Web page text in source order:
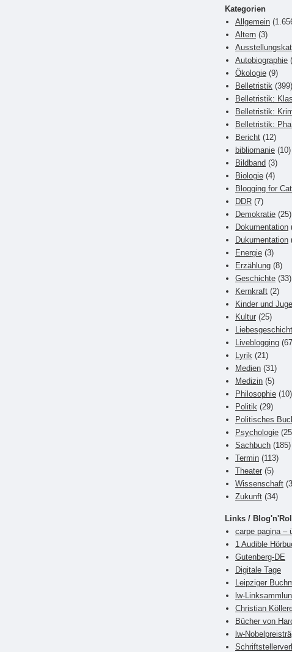
Kategorien
Allgemein
Altern (3)
Autobiographie
Ökologie (9)
Belletristik (399)
Belletristik:
Belletristik:
Belletristik:
Bericht (12)
bibliomanie (10)
Bildband (3)
Biologie (4)
Blogging for
DDR (7)
Demokratie (25)
Dokumentation
Dukumentation
Energie (3)
Erzählung (8)
Geschichte (33)
Kernkraft (2)
Kinder und
Kultur (25)
Liveblogging
Lyrik (21)
Medien (31)
Medizin (5)
Philosophie (10)
Politik (29)
Politisches
Psychologie
Sachbuch (185)
Termin (113)
Theater (5)
Wissenschaft
Zukunft (34)
Links /
carpe pagina –
1 Audible
Gutenberg-DE
Digitale Tage
Leipziger
lw-
Christian
Bücher von
lw-